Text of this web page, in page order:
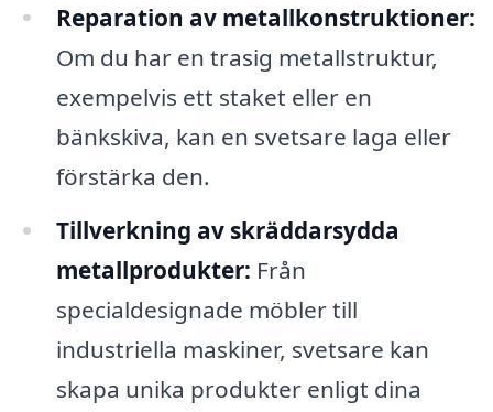
Reparation av metallkonstruktioner:
Om du har en trasig metallstruktur,
exempelvis ett staket eller en
bänkskiva, kan en svetsare laga eller
förstärka den.
Tillverkning av skräddarsydda
metallprodukter: Från
specialdesignade möbler till
industriella maskiner, svetsare kan
skapa unika produkter enligt dina